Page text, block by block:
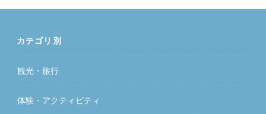
カテゴリ別
観光・旅行
体験・アクティビティ